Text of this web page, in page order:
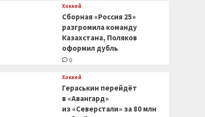
Хоккей
Сборная «Россия 25»
разгромила команду
Казахстана, Поляков
оформил дубль
0
Хоккей
Гераськин перейдёт
в «Авангард»
из «Северстали» за 80 млн